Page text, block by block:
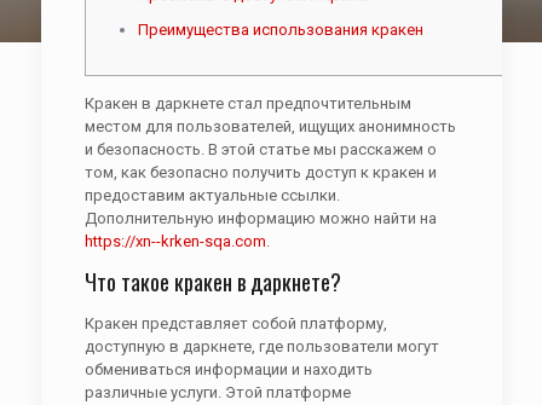
Преимущества использования кракен
Кракен в даркнете стал предпочтительным
местом для пользователей, ищущих анонимность
и безопасность. В этой статье мы расскажем о
том, как безопасно получить доступ к кракен и
предоставим актуальные ссылки.
Дополнительную информацию можно найти на
https://xn--krken-sqa.com.
Что такое кракен в даркнете?
Кракен представляет собой платформу,
доступную в даркнете, где пользователи могут
обмениваться информации и находить
различные услуги. Этой платформе